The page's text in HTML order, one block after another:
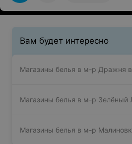
Вам будет интересно
Магазины белья в м-р Дражня
Магазины белья в м-р Зелёный
Магазины белья в м-р